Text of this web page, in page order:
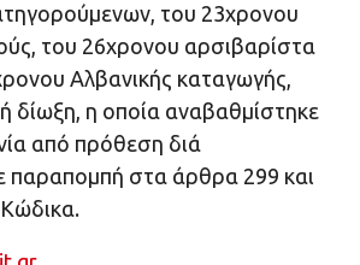
του 23χρονου
του 26χρονου αρσιβαρίστα
Αλβανικής καταγωγής,
δίωξη, η οποία αναβαθμίστηκε
από πρόθεση διά
παραπομπή στα άρθρα 299 και
Κώδικα.